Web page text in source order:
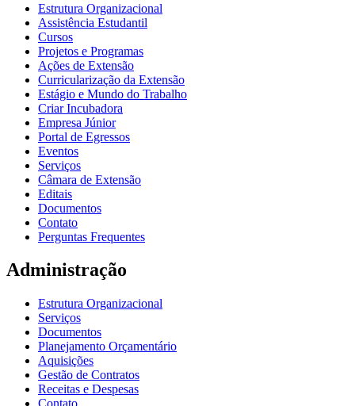
Estrutura Organizacional
Assistência Estudantil
Cursos
Projetos e Programas
Ações de Extensão
Curricularização da Extensão
Estágio e Mundo do Trabalho
Criar Incubadora
Empresa Júnior
Portal de Egressos
Eventos
Serviços
Câmara de Extensão
Editais
Documentos
Contato
Perguntas Frequentes
Administração
Estrutura Organizacional
Serviços
Documentos
Planejamento Orçamentário
Aquisições
Gestão de Contratos
Receitas e Despesas